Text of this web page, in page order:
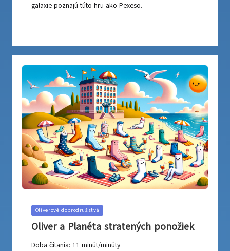
galaxie poznajú túto hru ako Pexeso.
Posted
Oliverové dobrodružstvá
Oliver a Planéta stratených ponožiek
Doba čítania: 11 minút/minúty